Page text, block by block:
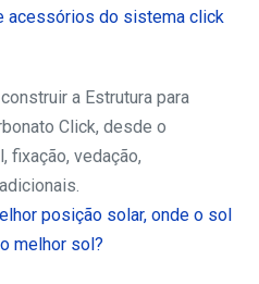
a Estrutura para
Click, desde o
fixação, vedação,